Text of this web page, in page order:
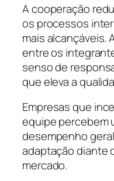
A cooperação
os processos
mais alcançáveis.
entre os
senso de
que eleva a
Empresas que
equipe percebem
desempenho
adaptação diante
mercado.